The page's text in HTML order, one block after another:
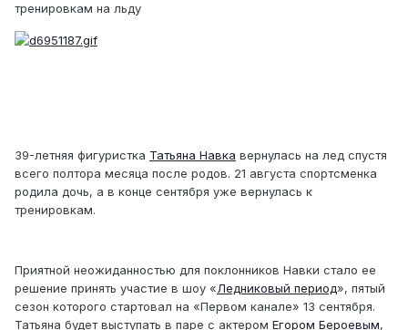
тренировкам на льду
39-летняя фигуристка Татьяна Навка вернулась на лед спустя
всего полтора месяца после родов. 21 августа спортсменка
родила дочь, а в конце сентября уже вернулась к
тренировкам.
Приятной неожиданностью для поклонников Навки стало ее
решение принять участие в шоу «Ледниковый период», пятый
сезон которого стартовал на «Первом канале» 13 сентября.
Татьяна будет выступать в паре с актером Егором Бероевым,